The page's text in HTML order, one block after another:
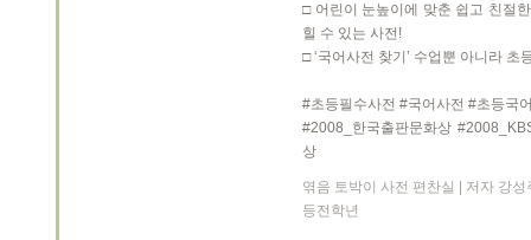
□ 어린이 눈높이에 맞춘 쉽고 친절
힐 수 있는 사전!
□ ‘국어사전 찾기’ 수업뿐 아니라 초
#초등필수사전 #국어사전 #초등국
#2008_한국출판문화상
상
엮음 토박이 사전 편찬실 | 저자 강
등전학년